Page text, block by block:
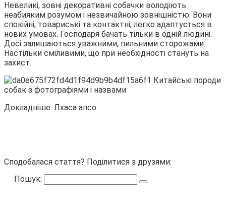
Невеликі, зовні декоративні собачки володіють
неабияким розумом і незвичайною зовнішністю. Вони
спокійні, товариські та контактні, легко адаптується в
нових умовах. Господаря бачать тільки в одній людині.
Досі залишаються уважними, пильними сторожами.
Настільки сміливими, що при необхідності стануть на
захист.
Докладніше: Лхаса апсо
Сподобалася стаття? Поділитися з друзями:
Пошук: